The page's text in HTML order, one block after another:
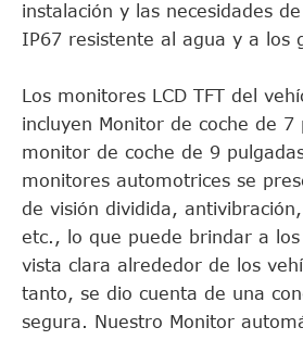
instalación y las necesidades
IP67 resistente al agua y a los
Los monitores LCD TFT del
incluyen Monitor de coche de 7
monitor de coche de 9
monitores automotrices se
de visión dividida,
etc., lo que puede brindar a los
vista clara alrededor de los
tanto, se dio cuenta de una
segura. Nuestro Monitor